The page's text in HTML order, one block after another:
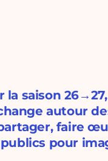
la saison
autour
faire
pour